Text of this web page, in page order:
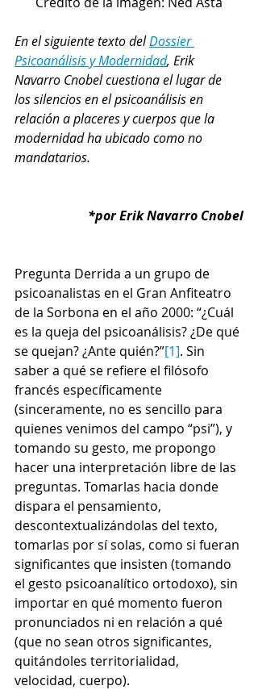
En el siguiente texto del Dossier
Psicoanálisis y Modernidad, Erik
Navarro Cnobel cuestiona el lugar de
los silencios en el psicoanálisis en
relación a placeres y cuerpos que la
modernidad ha ubicado como no
mandatarios.
*por Erik Navarro Cnobel
Pregunta Derrida a un grupo de
psicoanalistas en el Gran Anfiteatro
de la Sorbona en el año 2000: “¿Cuál
es la queja del psicoanálisis? ¿De qué
se quejan? ¿Ante quién?”[1]. Sin
saber a qué se refiere el filósofo
francés específicamente
(sinceramente, no es sencillo para
quienes venimos del campo “psi”), y
tomando su gesto, me propongo
hacer una interpretación libre de las
preguntas. Tomarlas hacia donde
dispara el pensamiento,
descontextualizándolas del texto,
tomarlas por sí solas, como si fueran
significantes que insisten (tomando
el gesto psicoanalítico ortodoxo), sin
importar en qué momento fueron
pronunciados ni en relación a qué
(que no sean otros significantes,
quitándoles territorialidad,
velocidad, cuerpo).